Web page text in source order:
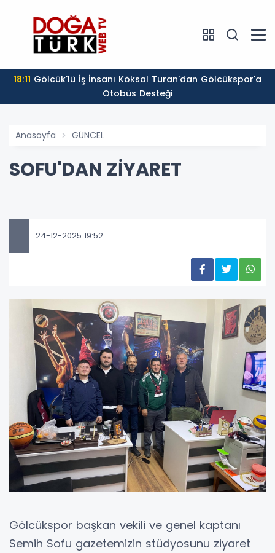
18:11
Otobüs Desteği
Anasayfa GÜNCEL
SOFU'DAN ZİYARET
24-12-2025 19:52
Gölcükspor başkan vekili ve genel kaptanı
Semih Sofu gazetemizin stüdyosunu ziyaret